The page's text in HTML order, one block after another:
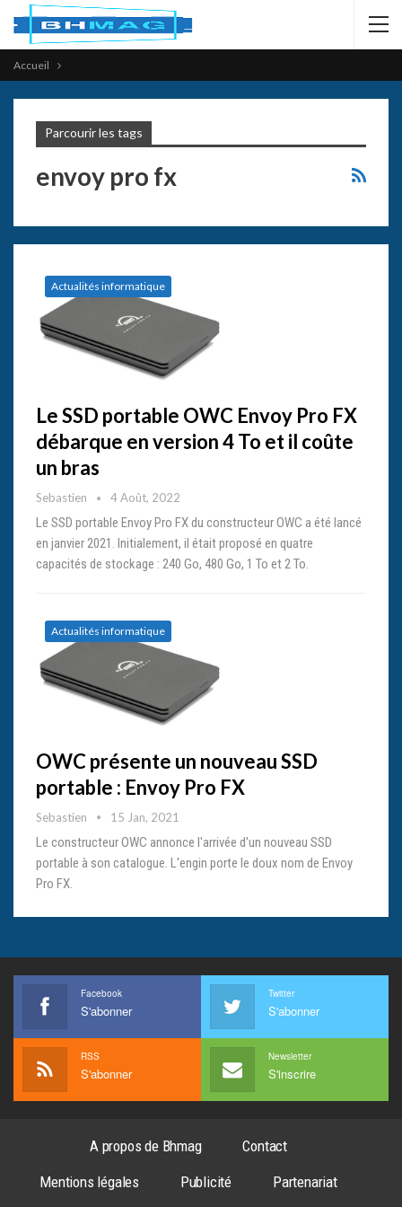
Accueil
Parcourir les tags
envoy pro fx
Actualités informatique
Le SSD portable OWC Envoy Pro FX
débarque en version 4 To et il coûte
un bras
Sebastien 4 Août, 2022
Le SSD portable Envoy Pro FX du constructeur OWC a été lancé
en janvier 2021. Initialement, il était proposé en quatre
capacités de stockage : 240 Go, 480 Go, 1 To et 2 To.
Actualités informatique
OWC présente un nouveau SSD
portable : Envoy Pro FX
Sebastien 15 Jan, 2021
Le constructeur OWC annonce l'arrivée d'un nouveau SSD
portable à son catalogue. L'engin porte le doux nom de Envoy
Pro FX.
Facebook
S'abonner
Twitter
S'abonner
RSS
S'abonner
Newsletter
S'inscrire
A propos de Bhmag
Contact
Mentions légales
Publicité Partenariat